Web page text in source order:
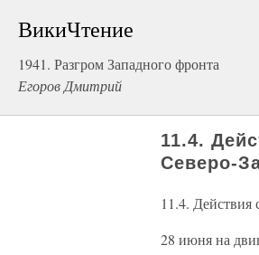
ВикиЧтение
1941. Разгром Западного фронта
Егоров Дмитрий
11.4.
Северо-
11.4. Действия
28 июня на